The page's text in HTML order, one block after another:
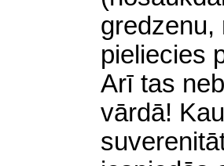
gredzenu,
pieliecies
Arī tas
vārdā!